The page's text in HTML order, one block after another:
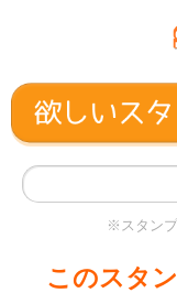
※スタン
このスタ